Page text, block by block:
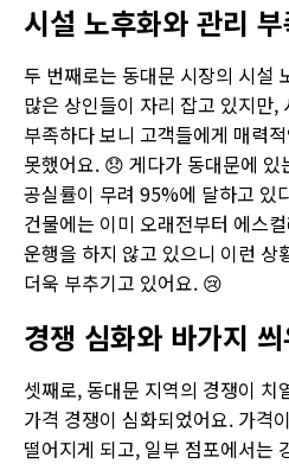
시설 노후화와 관리
두 번째로는 동대문 시장의 시설
많은 상인들이 자리 잡고 있지만,
부족하다 보니 고객들에게 매력
못했어요. 😞 게다가 동대문에 있
공실률이 무려 95%에 달하고 있
건물에는 이미 오래전부터 에스
운행을 하지 않고 있으니 이런 상
더욱 부추기고 있어요. 😢
경쟁 심화와 바가지
셋째로, 동대문 지역의 경쟁이 치
가격 경쟁이 심화되었어요. 가격
떨어지게 되고, 일부 점포에서는